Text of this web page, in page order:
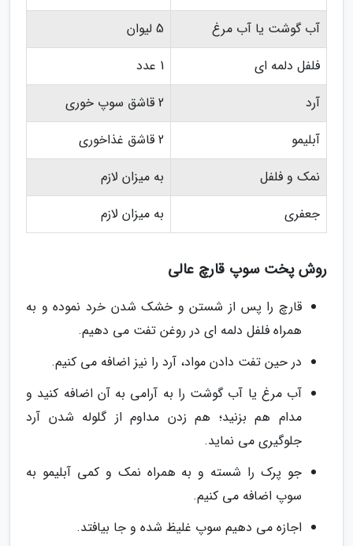
آب گوشت یا آب مرغ
5 لیوان
فلفل دلمه ای
1 عدد
آرد
2 قاشق سوپ خوری
آبلیمو
2 قاشق غذاخوری
نمک و فلفل
به میزان لازم
جعفری
به میزان لازم
روش پخت سوپ قارچ عالی
قارچ را پس از شستن و خشک شدن خرد نموده و به
همراه فلفل دلمه ای در روغن تفت می دهیم.
در حین تفت دادن مواد، آرد را نیز اضافه می کنیم.
آب مرغ یا آب گوشت را به آرامی به آن اضافه کنید و
مدام هم بزنید؛ هم زدن مداوم از گلوله شدن آرد
جلوگیری می نماید.
جو پرک را شسته و به همراه نمک و کمی آبلیمو به
سوپ اضافه می کنیم.
اجازه می دهیم سوپ غلیظ شده و جا بیافتد.